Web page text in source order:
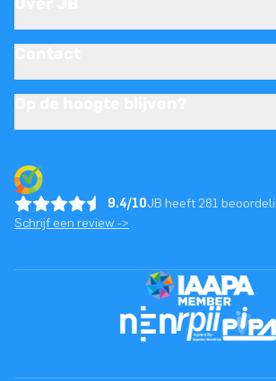
9.4/10JB heeft 281
Schrijf een review ->